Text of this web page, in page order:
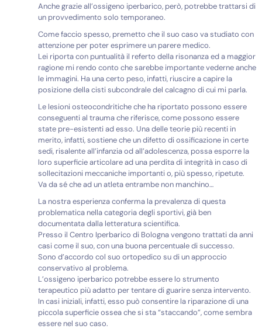
Anche grazie all’ossigeno iperbarico, però, potrebbe trattarsi di
un provvedimento solo temporaneo.
Come faccio spesso, premetto che il suo caso va studiato con
attenzione per poter esprimere un parere medico.
Lei riporta con puntualità il referto della risonanza ed a maggior
ragione mi rendo conto che sarebbe importante vederne anche
le immagini. Ha una certo peso, infatti, riuscire a capire la
posizione della cisti subcondrale del calcagno di cui mi parla.
Le lesioni osteocondritiche che ha riportato possono essere
conseguenti al trauma che riferisce, come possono essere
state pre-esistenti ad esso. Una delle teorie più recenti in
merito, infatti, sostiene che un difetto di ossificazione in certe
sedi, risalente all’infanzia od all’adolescenza, possa esporre la
loro superficie articolare ad una perdita di integrità in caso di
sollecitazioni meccaniche importanti o, più spesso, ripetute.
Va da sé che ad un atleta entrambe non manchino…
La nostra esperienza conferma la prevalenza di questa
problematica nella categoria degli sportivi, già ben
documentata dalla letteratura scientifica.
Presso il Centro Iperbarico di Bologna vengono trattati da anni
casi come il suo, con una buona percentuale di successo.
Sono d’accordo col suo ortopedico su di un approccio
conservativo al problema.
L’ossigeno iperbarico potrebbe essere lo strumento
terapeutico più adatto per tentare di guarire senza intervento.
In casi iniziali, infatti, esso può consentire la riparazione di una
piccola superficie ossea che si sta “staccando”, come sembra
essere nel suo caso.